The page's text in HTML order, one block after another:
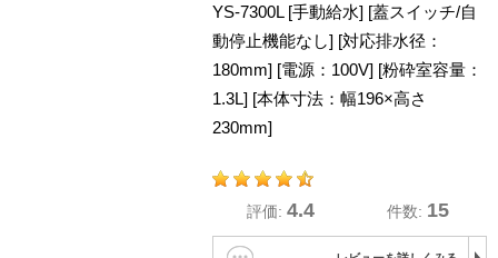
YS-7300L [手動給水] [蓋スイッチ/自
動停止機能なし] [対応排水径：
180mm] [電源：100V] [粉砕室容量：
1.3L] [本体寸法：幅196×高さ
230mm]
評価:4.4 件数: 15